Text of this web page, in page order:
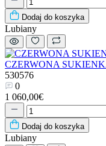
Dodaj do koszyka
Lubiany
CZERWONA
530576
0
1 060,00€
Dodaj do koszyka
Lubiany